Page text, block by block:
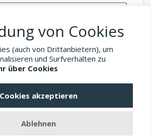
Videos auf Abruf
Allgemeine Geschäftsbedingungen
von Cookies
(auch von Drittanbietern), um
und Surfverhalten zu
über Cookies
Cookies akzeptieren
Ablehnen